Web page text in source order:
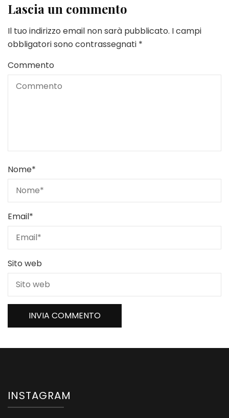
Lascia un commento
Il tuo indirizzo email non sarà pubblicato. I campi
obbligatori sono contrassegnati *
Commento
Nome*
Email*
Sito web
INSTAGRAM